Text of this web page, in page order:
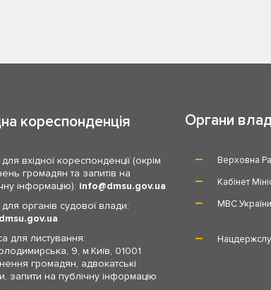
кореспонденція
вхідної кореспонденції (окрім
громадян та запитів на
інформацію): info
dmsu.gov.ua
для органів судової влади:
dmsu.gov.ua
для листування:
9, м.Київ, 01001
громадян, адвокатські
запити на публічну інформацію
Органи
Верховна
Кабінет
МВС України